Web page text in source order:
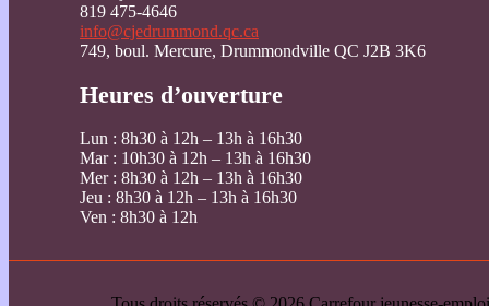
819 475-4646
info@cjedrummond.qc.ca
749, boul. Mercure, Drummondville QC J2B 3K6
Heures d’ouverture
Lun : 8h30 à 12h – 13h à 16h30
Mar : 10h30 à 12h – 13h à 16h30
Mer : 8h30 à 12h – 13h à 16h30
Jeu : 8h30 à 12h – 13h à 16h30
Ven : 8h30 à 12h